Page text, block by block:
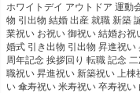
ホワイトデイ アウトドア 運動
物 引出物 結婚 出産 就職 新築
業祝い お祝い 御祝い 結婚お
婚式 引き出物 引出物 昇進祝
周年記念 挨拶回り 転職 記念
職祝い 昇進祝い 新築祝い 上
い 傘寿祝い 米寿祝い 卒寿祝